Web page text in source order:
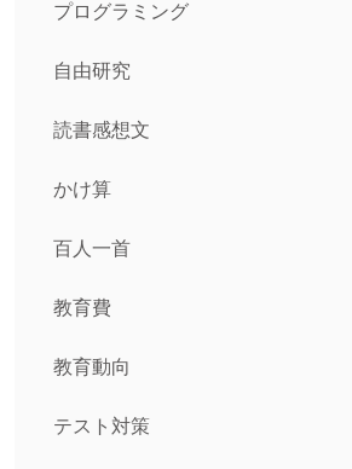
プログラミング
自由研究
読書感想文
かけ算
百人一首
教育費
教育動向
テスト対策